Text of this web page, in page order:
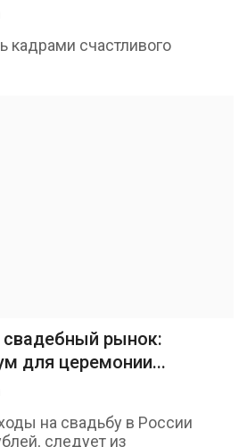
кадрами счастливого
рынок:
для церемонии...
на свадьбу в России
следует из